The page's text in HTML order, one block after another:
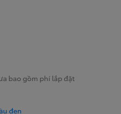
bao gồm phí lắp đặt